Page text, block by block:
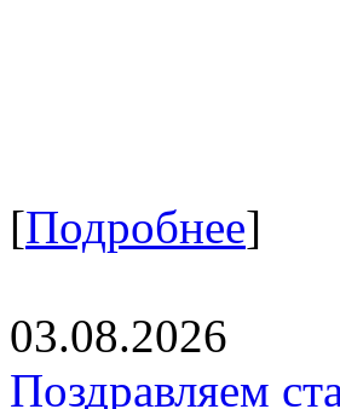
[Подробнее]
03.08.2026
Поздравляем